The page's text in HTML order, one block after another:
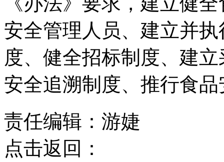
安全管理人员、建立并
度、健全招标制度、建
安全追溯制度、推行食
责任编辑：游婕
点击返回：